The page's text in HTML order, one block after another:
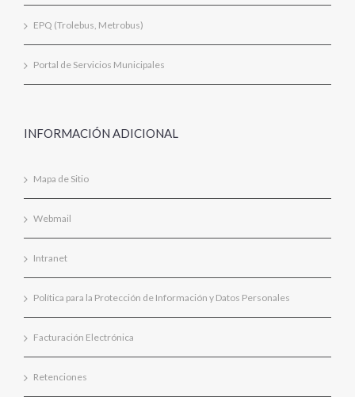
EPQ (Trolebus, Metrobus)
Portal de Servicios Municipales
INFORMACIÓN ADICIONAL
Mapa de Sitio
Webmail
Intranet
Política para la Protección de Información y Datos Personales
Facturación Electrónica
Retenciones